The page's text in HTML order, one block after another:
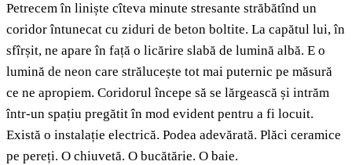
Petrecem în liniște cîteva minute stresante străbătînd un
coridor întunecat cu ziduri de beton boltite. La capătul lui, în
sfîrșit, ne apare în față o licărire slabă de lumină albă. E o
lumină de neon care strălucește tot mai puternic pe măsură
ce ne apropiem. Coridorul începe să se lărgească și intrăm
într-un spațiu pregătit în mod evident pentru a fi locuit.
Există o instalație electrică. Podea adevărată. Plăci ceramice
pe pereți. O chiuvetă. O bucătărie. O baie.